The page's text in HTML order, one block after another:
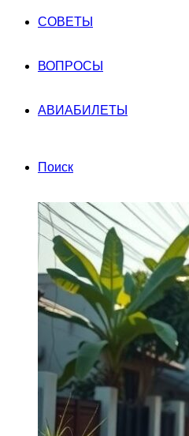
СОВЕТЫ
ВОПРОСЫ
АВИАБИЛЕТЫ
Поиск